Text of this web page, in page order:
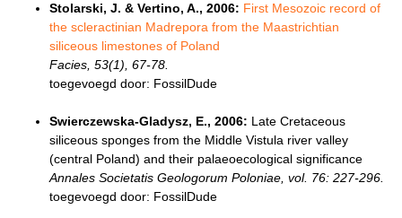
Stolarski, J. & Vertino, A., 2006: First Mesozoic record of
the scleractinian Madrepora from the Maastrichtian
siliceous limestones of Poland
Facies, 53(1), 67-78.
toegevoegd door: FossilDude
Swierczewska-Gladysz, E., 2006: Late Cretaceous
siliceous sponges from the Middle Vistula river valley
(central Poland) and their palaeoecological significance
Annales Societatis Geologorum Poloniae, vol. 76: 227-296.
toegevoegd door: FossilDude